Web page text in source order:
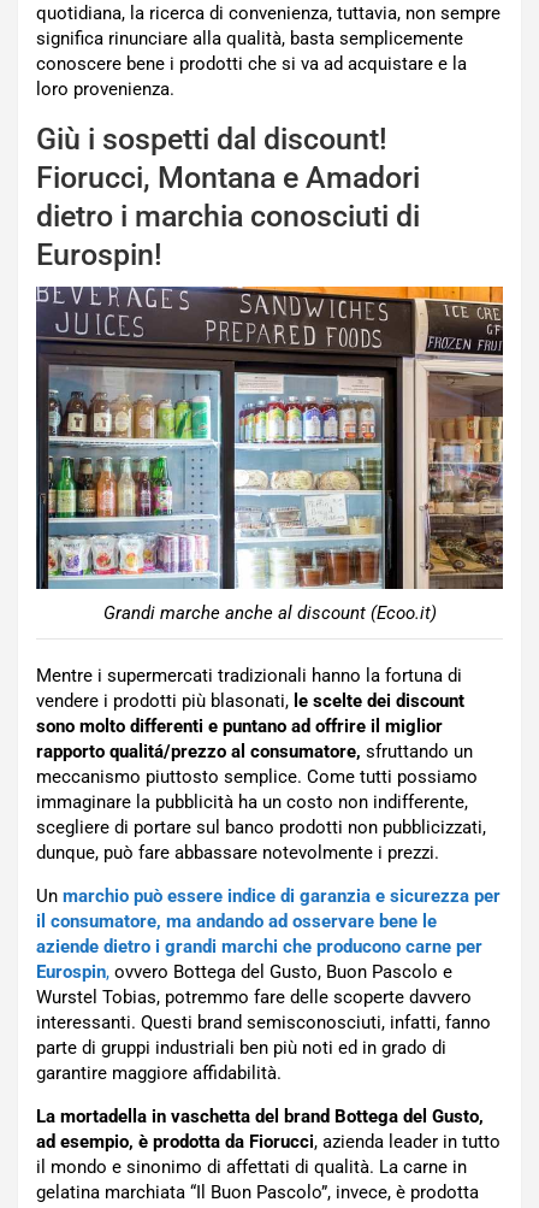
quotidiana, la ricerca di convenienza, tuttavia, non sempre
significa rinunciare alla qualità, basta semplicemente
conoscere bene i prodotti che si va ad acquistare e la
loro provenienza.
Giù i sospetti dal discount!
Fiorucci, Montana e Amadori
dietro i marchia conosciuti di
Eurospin!
Grandi marche anche al discount (Ecoo.it)
Mentre i supermercati tradizionali hanno la fortuna di
vendere i prodotti più blasonati, le scelte dei discount
sono molto differenti e puntano ad offrire il miglior
rapporto qualitá/prezzo al consumatore, sfruttando un
meccanismo piuttosto semplice. Come tutti possiamo
immaginare la pubblicità ha un costo non indifferente,
scegliere di portare sul banco prodotti non pubblicizzati,
dunque, può fare abbassare notevolmente i prezzi.
Un marchio può essere indice di garanzia e sicurezza per
il consumatore, ma andando ad osservare bene le
aziende dietro i grandi marchi che producono carne per
Eurospin, ovvero Bottega del Gusto, Buon Pascolo e
Wurstel Tobias, potremmo fare delle scoperte davvero
interessanti. Questi brand semisconosciuti, infatti, fanno
parte di gruppi industriali ben più noti ed in grado di
garantire maggiore affidabilità.
La mortadella in vaschetta del brand Bottega del Gusto,
ad esempio, è prodotta da Fiorucci, azienda leader in tutto
il mondo e sinonimo di affettati di qualità. La carne in
gelatina marchiata “Il Buon Pascolo”, invece, è prodotta